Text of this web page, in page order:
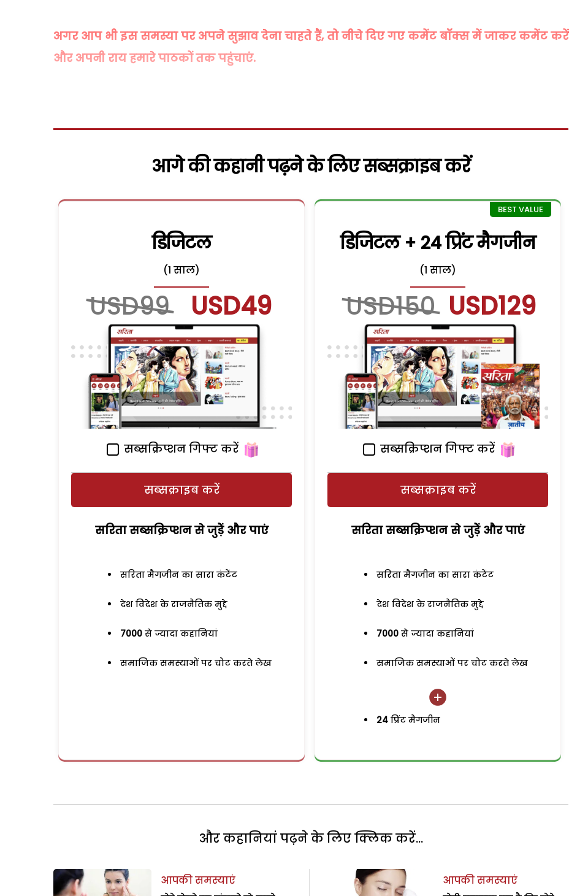
अगर आप भी इस समस्या पर अपने सुझाव देना चाहते हैं, तो नीचे दिए गए कमेंट बॉक्स में जाकर कमेंट करें
और अपनी राय हमारे पाठकों तक पहुंचाएं.
आगे की कहानी पढ़ने के लिए सब्सक्राइब करें
डिजिटल
(1 साल)
USD99 USD49
सब्सक्रिप्शन गिफ्ट करें
सब्सक्राइब करें
सरिता सब्सक्रिप्शन से जुड़ेें और पाएं
सरिता मैगजीन का सारा कंटेंट
देश विदेश के राजनैतिक मुद्दे
7000 से ज्यादा कहानियां
समाजिक समस्याओं पर चोट करते लेख
डिजिटल + 24 प्रिंट मैगजीन
(1 साल)
USD150 USD129
सब्सक्रिप्शन गिफ्ट करें
सब्सक्राइब करें
सरिता सब्सक्रिप्शन से जुड़ेें और पाएं
सरिता मैगजीन का सारा कंटेंट
देश विदेश के राजनैतिक मुद्दे
7000 से ज्यादा कहानियां
समाजिक समस्याओं पर चोट करते लेख
24 प्रिंट मैगजीन
और कहानियां पढ़ने के लिए क्लिक करें...
आपकी समस्याएं
आपकी समस्याएं